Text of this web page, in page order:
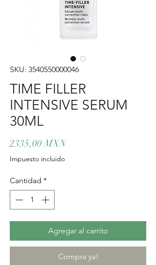
SKU: 3540550000046
TIME FILLER
INTENSIVE SERUM
30ML
2335,00 MXNPrecio
Impuesto incluido
Cantidad *
Agregar al carrito
Compra ya!